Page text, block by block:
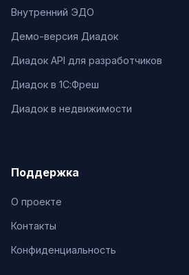
Внутренний ЭДО
Демо-версия Диадок
Диадок API для разработчиков
Диадок в 1С:Фреш
Диадок в недвижимости
Поддержка
О проекте
Контакты
Конфиденциальность